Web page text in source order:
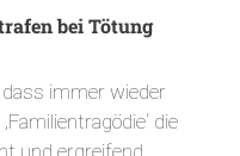
bei Tötung
immer wieder
die
und ergreifend